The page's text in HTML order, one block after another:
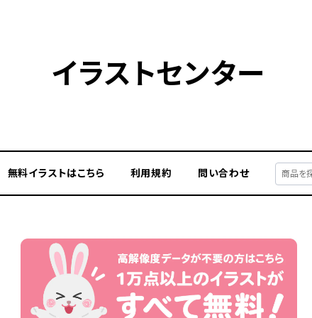
イラストセンター
無料イラストはこちら 利用規約 問い合わせ